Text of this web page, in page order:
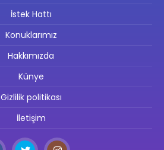
İstek Hattı
Konuklarımız
Hakkımızda
Künye
Gizlilik politikası
İletişim